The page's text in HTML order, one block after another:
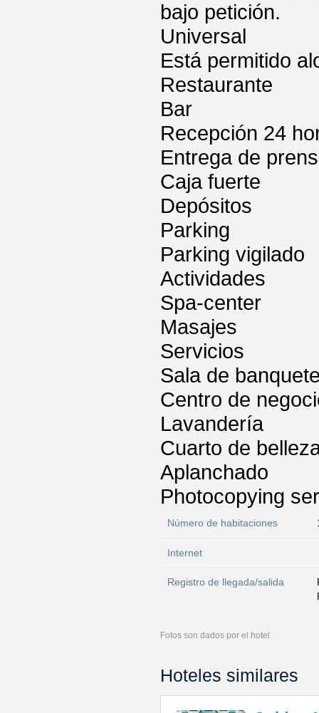
bajo petición.
Universal
Está permitido
Restaurante
Bar
Recepción 24
Entrega de
Caja fuerte
Depósitos
Parking
Parking vigilado
Actividades
Spa-center
Masajes
Servicios
Sala de
Centro de
Lavandería
Cuarto de
Aplanchado
Photocopying
Número de habitaciones
Internet
Registro de llegada/salida
Fotos son dados por el hotel
Hoteles similares